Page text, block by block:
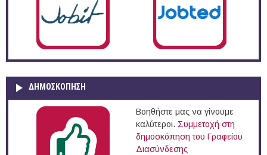
ΔΗΜΟΣΚΌΠΗΣΗ
Βοηθήστε μας να γίνουμε
καλύτεροι. Συμμετοχή στη
δημοσκόπηση του Γραφείου
Διασύνδεσης